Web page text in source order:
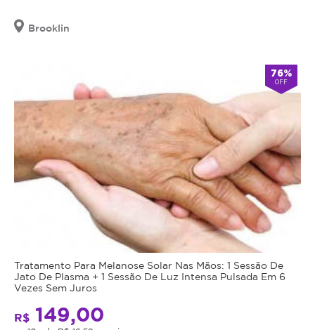
Brooklin
76%
OFF
Tratamento Para Melanose Solar Nas Mãos: 1 Sessão De
Jato De Plasma + 1 Sessão De Luz Intensa Pulsada Em 6
Vezes Sem Juros
R$ 149,00